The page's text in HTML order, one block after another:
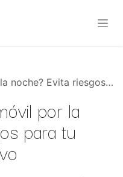
para tu salud y tu dispositivo
por la
para tu